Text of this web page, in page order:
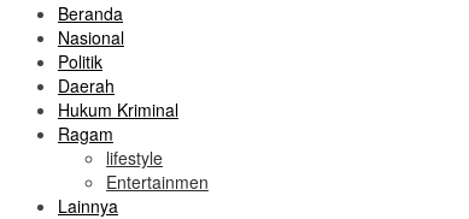
Beranda
Nasional
Politik
Daerah
Hukum Kriminal
Ragam
lifestyle
Entertainmen
Lainnya